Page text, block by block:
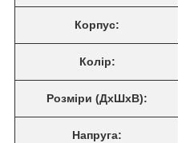
Корпус:
Колір:
Розміри (ДхШхВ):
Напруга: